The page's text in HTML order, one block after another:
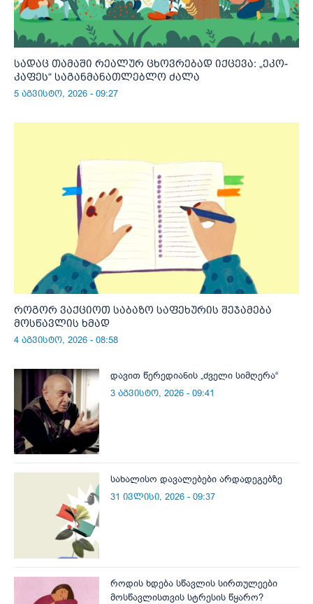
სადაც თამაში რეალურ ცხოვრებად იქცევა: „ეკო-
კაფეს“ საგანმანათლებლო ძალა
5 აგვისტო, 2026 - 09:27
როგორ ვაქციოთ საბაზო საფეხურის შეჯამება
მოსწავლის ხმად
4 აგვისტო, 2026 - 08:58
დავით წერედიანის „ძველი სიმღერა“
3 აგვისტო, 2026 - 09:41
სახალისო დავალებები არდადეგებზე
31 ივლისი, 2026 - 09:37
როდის ხდება სწავლის სირთულეები
მოსწავლისთვის სტრესის წყარო?